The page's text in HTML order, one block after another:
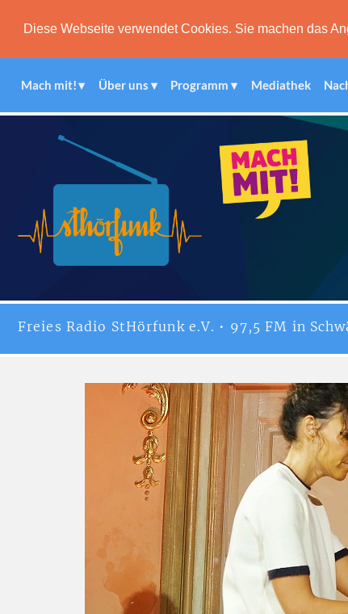
Diese Webseite verwendet Cookies. Sie machen das
Mach mit! Über uns Programm Mediathek
Freies Radio StHörfunke.V. • 97,5 FM in